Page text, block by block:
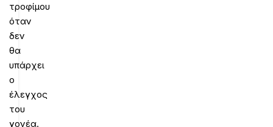
τροφίμου
όταν
δεν
θα
υπάρχει
ο
έλεγχος
του
γονέα.